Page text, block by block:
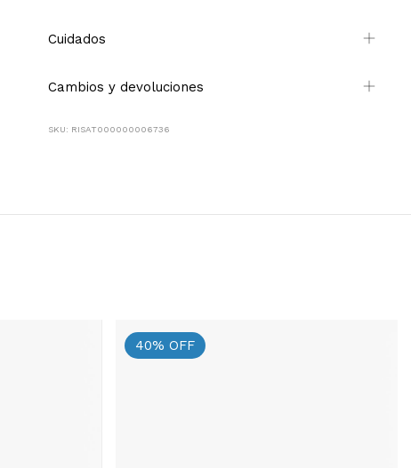
Cuidados
Cambios y devoluciones
SKU: RISAT000000006736
40% OFF